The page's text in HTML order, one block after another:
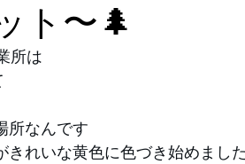
ト〜🌲
所は
所なんです
きれいな黄色に色づき始めまし